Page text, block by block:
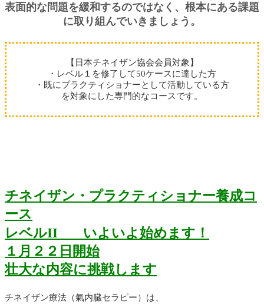
表面的な問題を緩和するのではなく、根本にある課題
に取り組んでいきましょう。
【日本チネイザン協会会員対象】
・レベル１を修了して50ケースに達した方
・既にプラクティショナーとして活動している方
を対象にした専門的なコースです。
チネイザン・プラクティショナー養成コ
ース
レベルII いよいよ始めます！
１月２２日開始
壮大な内容に挑戦します
チネイザン療法（氣内臓セラピー）は、